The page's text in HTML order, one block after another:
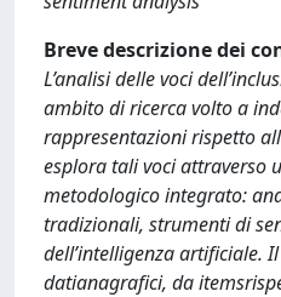
Breve descrizione dei
L’analisi delle voci
ambito di ricerca volto a
rappresentazioni rispetto
esplora tali voci attraverso
metodologico integrato:
tradizionali, strumenti di
dell’intelligenza artificiale.
datianagrafici, da